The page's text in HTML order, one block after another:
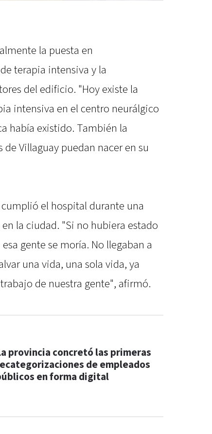
la puesta en
terapia intensiva y la
del edificio. "Hoy existe la
intensiva en el centro neurálgico
había existido. También la
Villaguay puedan nacer en su
el hospital durante una
la ciudad. "Si no hubiera estado
gente se moría. No llegaban a
una vida, una sola vida, ya
de nuestra gente", afirmó.
provincia concretó las primeras
de empleados
en forma digital